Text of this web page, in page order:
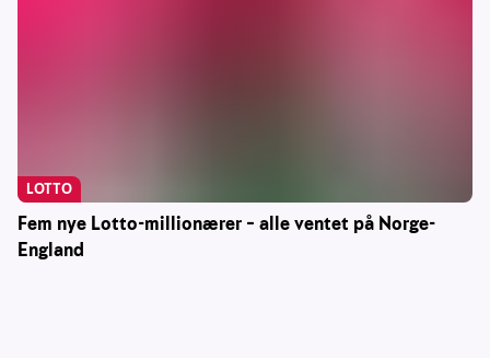
Fem nye Lotto-millionærer – alle ventet på Norge-
England
LOTTO